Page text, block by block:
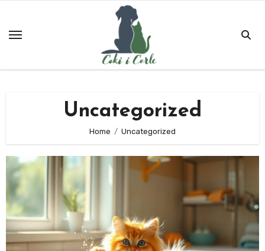
content
Uncategorized
Home Uncategorized